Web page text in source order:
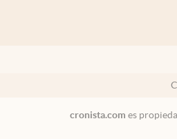
cronista.com es